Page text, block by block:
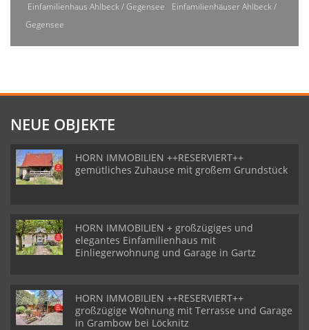
Einfamilienhaus Ahlbeck / Gegensee
Einfamilienhäuser Ahlbeck /
Gegensee
NEUE OBJEKTE
HORN IMMOBILIEN ++RESERVIERT++
gemütliches Zuhause mit großem Grundstück
HORN IMMOBILIEN + großzügiges und
elegantes Einfamilienhaus mit
Einliegerwohnung und Garage in Gartz
HORN IMMOBILIEN ++RESERVIERT++
großzügige Wohnung mit Terrasse und Garage
in Grambow bei Löcknitz